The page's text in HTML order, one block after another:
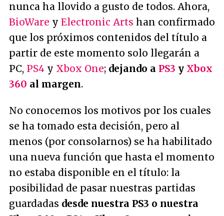
nunca ha llovido a gusto de todos. Ahora,
BioWare y Electronic Arts han confirmado
que los próximos contenidos del título a
partir de este momento solo llegarán a
PC, PS4 y Xbox One; dejando a PS3 y Xbox
360 al margen.
No conocemos los motivos por los cuales
se ha tomado esta decisión, pero al
menos (por consolarnos) se ha habilitado
una nueva función que hasta el momento
no estaba disponible en el título: la
posibilidad de pasar nuestras partidas
guardadas desde nuestra PS3 o nuestra